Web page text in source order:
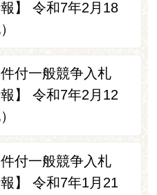
】 令和7年2月18
付一般競争入札
】 令和7年2月12
付一般競争入札
】 令和7年1月21